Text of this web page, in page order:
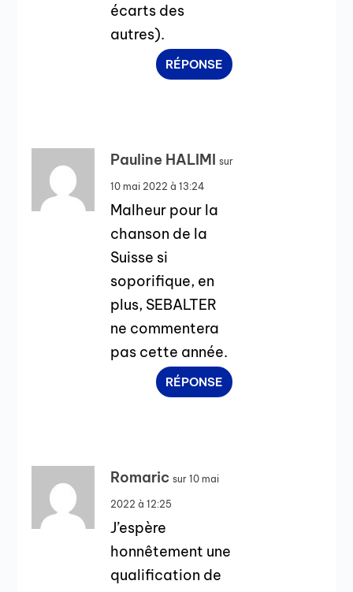
écarts des
autres).
RÉPONSE
Pauline HALIMI sur
10 mai 2022 à 13:24
Malheur pour la
chanson de la
Suisse si
soporifique, en
plus, SEBALTER
ne commentera
pas cette année.
RÉPONSE
Romaric sur 10 mai
2022 à 12:25
J’espère
honnêtement une
qualification de